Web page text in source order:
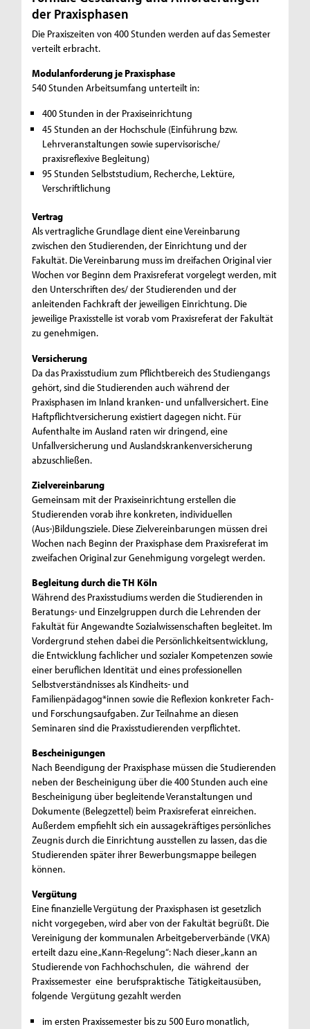
der Praxisphasen
Die Praxiszeiten von 400 Stunden werden auf das Semester
verteilt erbracht.
Modulanforderung je Praxisphase
540 Stunden Arbeitsumfang unterteilt in:
400 Stunden in der Praxiseinrichtung
45 Stunden an der Hochschule (Einführung bzw.
Lehrveranstaltungen sowie supervisorische/
praxisreflexive Begleitung)
95 Stunden Selbststudium, Recherche, Lektüre,
Verschriftlichung
Vertrag
Als vertragliche Grundlage dient eine Vereinbarung
zwischen den Studierenden, der Einrichtung und der
Fakultät. Die Vereinbarung muss im dreifachen Original vier
Wochen vor Beginn dem Praxisreferat vorgelegt werden, mit
den Unterschriften des/ der Studierenden und der
anleitenden Fachkraft der jeweiligen Einrichtung. Die
jeweilige Praxisstelle ist vorab vom Praxisreferat der Fakultät
zu genehmigen.
Versicherung
Da das Praxisstudium zum Pflichtbereich des Studiengangs
gehört, sind die Studierenden auch während der
Praxisphasen im Inland kranken- und unfallversichert. Eine
Haftpflichtversicherung existiert dagegen nicht. Für
Aufenthalte im Ausland raten wir dringend, eine
Unfallversicherung und Auslandskrankenversicherung
abzuschließen.
Zielvereinbarung
Gemeinsam mit der Praxiseinrichtung erstellen die
Studierenden vorab ihre konkreten, individuellen
(Aus-)Bildungsziele. Diese Zielvereinbarungen müssen drei
Wochen nach Beginn der Praxisphase dem Praxisreferat im
zweifachen Original zur Genehmigung vorgelegt werden.
Begleitung durch die TH Köln
Während des Praxisstudiums werden die Studierenden in
Beratungs- und Einzelgruppen durch die Lehrenden der
Fakultät für Angewandte Sozialwissenschaften begleitet. Im
Vordergrund stehen dabei die Persönlichkeitsentwicklung,
die Entwicklung fachlicher und sozialer Kompetenzen sowie
einer beruflichen Identität und eines professionellen
Selbstverständnisses als Kindheits- und
Familienpädagog*innen sowie die Reflexion konkreter Fach-
und Forschungsaufgaben. Zur Teilnahme an diesen
Seminaren sind die Praxisstudierenden verpflichtet.
Bescheinigungen
Nach Beendigung der Praxisphase müssen die Studierenden
neben der Bescheinigung über die 400 Stunden auch eine
Bescheinigung über begleitende Veranstaltungen und
Dokumente (Belegzettel) beim Praxisreferat einreichen.
Außerdem empfiehlt sich ein aussagekräftiges persönliches
Zeugnis durch die Einrichtung ausstellen zu lassen, das die
Studierenden später ihrer Bewerbungsmappe beilegen
können.
Vergütung
Eine finanzielle Vergütung der Praxisphasen ist gesetzlich
nicht vorgegeben, wird aber von der Fakultät begrüßt. Die
Vereinigung der kommunalen Arbeitgeberverbände (VKA)
erteilt dazu eine „Kann-Regelung“: Nach dieser „kann an
Studierende von Fachhochschulen, die während der
Praxissemester eine berufspraktische Tätigkeitausüben,
folgende Vergütung gezahlt werden
im ersten Praxissemester bis zu 500 Euro monatlich,